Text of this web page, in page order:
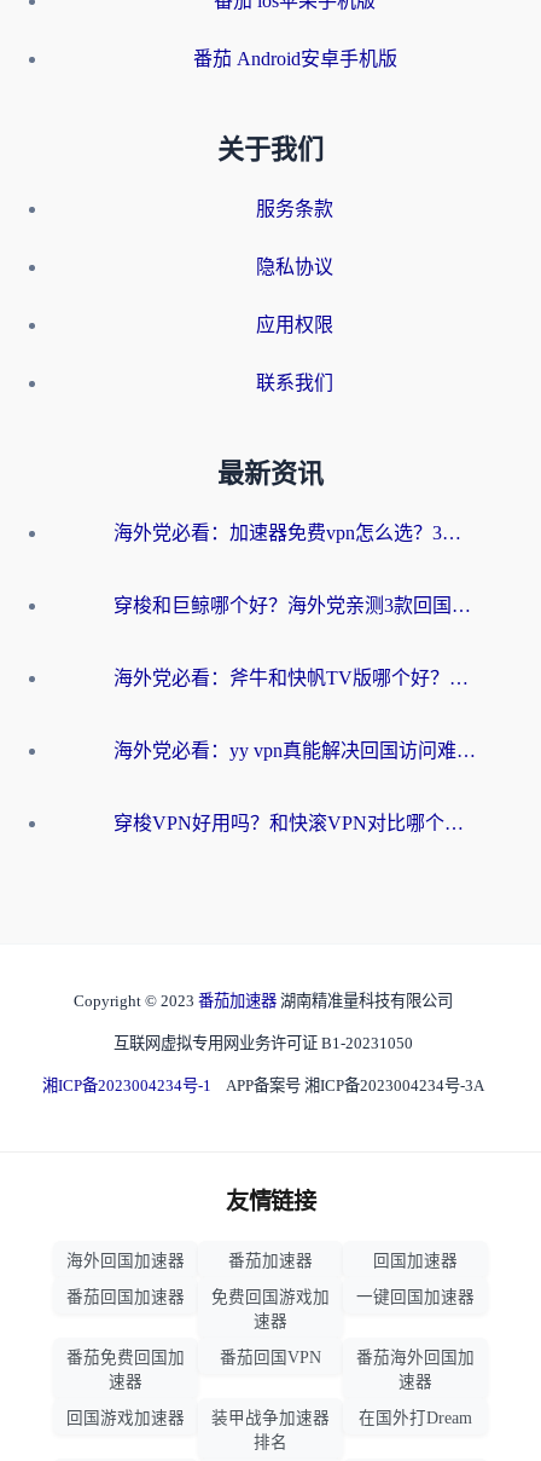
番茄 Android安卓手机版
关于我们
服务条款
隐私协议
应用权限
联系我们
最新资讯
海外党必看：加速器免费vpn怎么选？3步教你无缝访问国内资源
穿梭和巨鲸哪个好？海外党亲测3款回国加速器，教你避开90%的坑
海外党必看：斧牛和快帆TV版哪个好？3分钟选对回国加速器，无缝刷B站、追热剧
海外党必看：yy vpn真能解决回国访问难题？附云极initap测评+免费方案对比
穿梭VPN好用吗？和快滚VPN对比哪个回国效果更好？海外党选回国加速器必看指南
Copyright © 2023 番茄加速器 湖南精准量科技有限公司
互联网虚拟专用网业务许可证 B1-20231050
湘ICP备2023004234号-1 APP备案号 湘ICP备2023004234号-3A
友情链接
海外回国加速器 番茄加速器
回国加速器
番茄回国加速器
免费回国游戏加
速器
一键回国加速器
番茄免费回国加
速器
番茄回国VPN
番茄海外回国加
速器
回国游戏加速器
装甲战争加速器
排名
在国外打Dream